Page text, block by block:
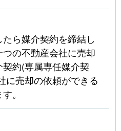
ら媒介契約を締結し
の不動産会社に売却
約(専属専任媒介契
に売却の依頼ができる
。